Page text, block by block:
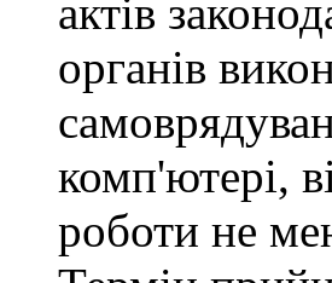
актів
органів
комп'ютері,
роботи не